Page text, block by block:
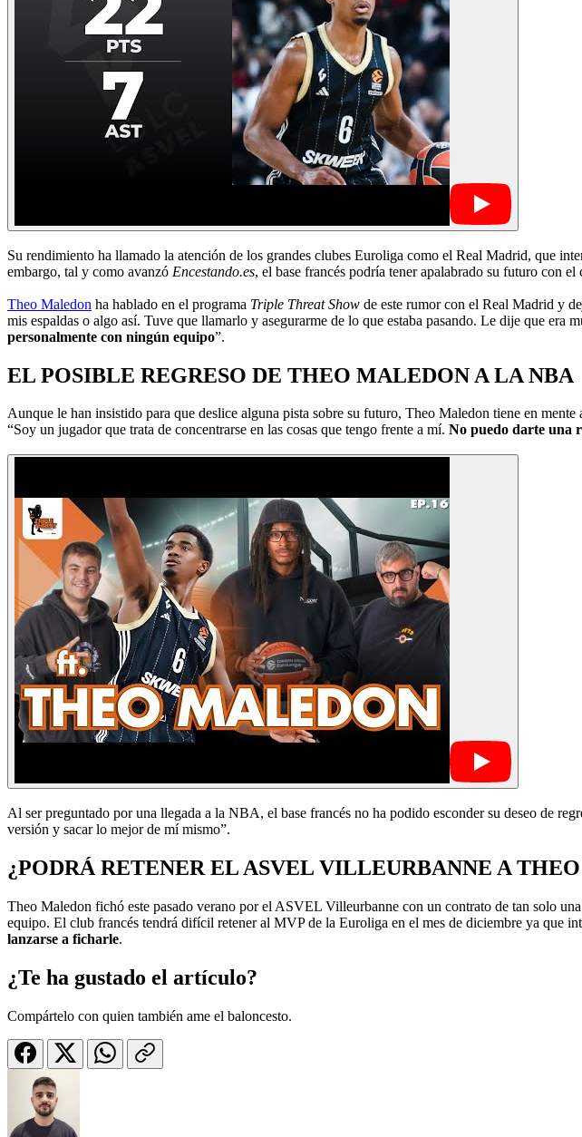
Su rendimiento ha llamado la atención de los grandes clubes Euroliga como el Real Madrid, que
embargo, tal y como avanzó Encestando.es, el base francés podría tener apalabrado su futuro con
Theo Maledon ha hablado en el programa Triple Threat Show de este rumor con el Real Madrid y
mis espaldas o algo así. Tuve que llamarlo y asegurarme de lo que estaba pasando. Le dije que era
personalmente con ningún equipo”.
EL POSIBLE REGRESO DE THEO MALEDON A LA NBA
Aunque le han insistido para que deslice alguna pista sobre su futuro, Theo Maledon tiene en mente
“Soy un jugador que trata de concentrarse en las cosas que tengo frente a mí. No puedo darte una
Al ser preguntado por una llegada a la NBA, el base francés no ha podido esconder su deseo de
versión y sacar lo mejor de mí mismo”.
¿PODRÁ RETENER EL ASVEL VILLEURBANNE A
Theo Maledon fichó este pasado verano por el ASVEL Villeurbanne con un contrato de tan solo
equipo. El club francés tendrá difícil retener al MVP de la Euroliga en el mes de diciembre ya que
lanzarse a ficharle.
¿Te ha gustado el artículo?
Compártelo con quien también ame el baloncesto.